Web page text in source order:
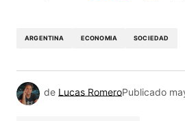
ARGENTINA ECONOMIA SOCIEDAD
de Lucas RomeroPublicado